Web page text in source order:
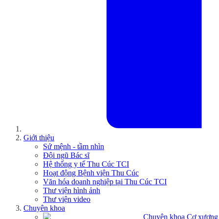
Giới thiệu
Sứ mệnh - tầm nhìn
Đội ngũ Bác sĩ
Hệ thống y tế Thu Cúc TCI
Hoạt động Bệnh viện Thu Cúc
Văn hóa doanh nghiệp tại Thu Cúc TCI
Thư viện hình ảnh
Thư viện video
Chuyên khoa
Chuyên khoa Cơ